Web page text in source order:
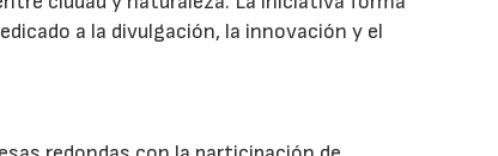
a la divulgación, la innovación y el